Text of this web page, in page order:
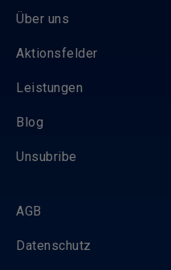
Über uns
Aktionsfelder
Leistungen
Blog
Unsubribe
AGB
Datenschutz